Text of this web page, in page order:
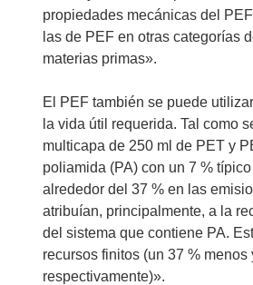
u
v
a
e
n
propiedades mecánicas del
las de PEF en otras categorías
materias primas».
El PEF también se puede
la vida útil requerida. Tal como
multicapa de 250 ml de PET y
poliamida (PA) con un 7 %
alrededor del 37 % en las
atribuían, principalmente, a la
del sistema que contiene PA.
recursos finitos (un 37 %
respectivamente)».